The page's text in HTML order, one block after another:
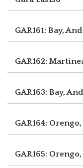
GAR161: Bay,
GAR162:
GAR163: Bay,
GAR164:
GAR165: